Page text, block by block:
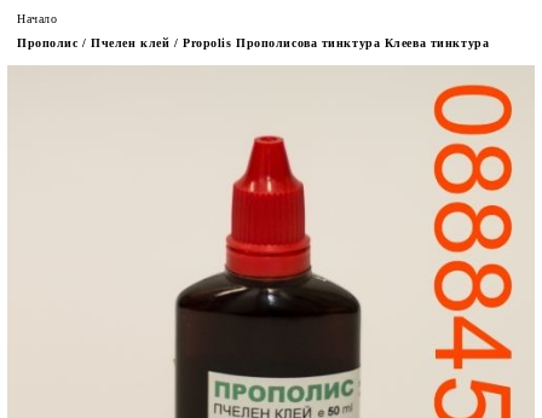
Начало
Прополис / Пчелен клей / Propolis Прополисова тинктура Клеева тинктура